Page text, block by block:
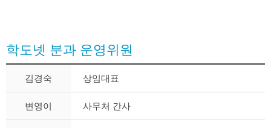
학도넷 분과 운영위원
김경숙 상임대표
변영이 사무처 간사